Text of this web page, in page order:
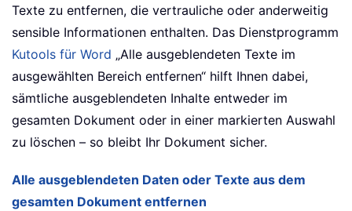
Texte zu entfernen, die vertrauliche oder anderweitig
sensible Informationen enthalten. Das Dienstprogramm
Kutools für Word „Alle ausgeblendeten Texte im
ausgewählten Bereich entfernen“ hilft Ihnen dabei,
sämtliche ausgeblendeten Inhalte entweder im
gesamten Dokument oder in einer markierten Auswahl
zu löschen – so bleibt Ihr Dokument sicher.
Alle ausgeblendeten Daten oder Texte aus dem
gesamten Dokument entfernen